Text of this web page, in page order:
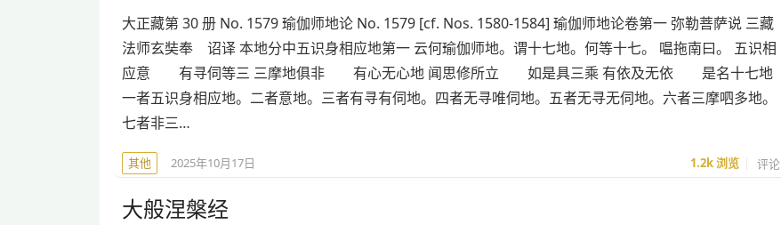
大正藏第 30 册 No. 1579 瑜伽师地论 No. 1579 [cf. Nos. 1580-1584] 瑜伽师地论卷第一 弥勒菩萨说 三藏
法师玄奘奉 诏译 本地分中五识身相应地第一 云何瑜伽师地。谓十七地。何等十七。 嗢拖南曰。 五识相
应意 有寻伺等三 三摩地俱非 有心无心地 闻思修所立 如是具三乘 有依及无依 是名十七地
一者五识身相应地。二者意地。三者有寻有伺地。四者无寻唯伺地。五者无寻无伺地。六者三摩呬多地。
七者非三…
其他 2025年10月17日 1.2k浏览 评论
大般涅槃经